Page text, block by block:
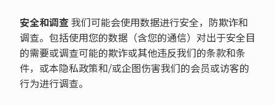
安全和调查我们可能会使用数据进行安全，防欺诈和
调查。包括使用您的数据（含您的通信）对出于安全目
的需要或调查可能的欺诈或其他违反我们的条款和条
件，或本隐私政策和/或企图伤害我们的会员或访客的
行为进行调查。